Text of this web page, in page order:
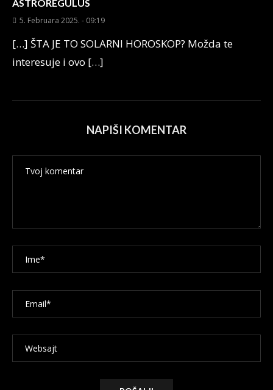
ASTROREGULUS
5. Februara 2025. - 09:19
[…] ŠTA JE TO SOLARNI HOROSKOP? Možda te
interesuje i ovo […]
NAPIŠI KOMENTAR